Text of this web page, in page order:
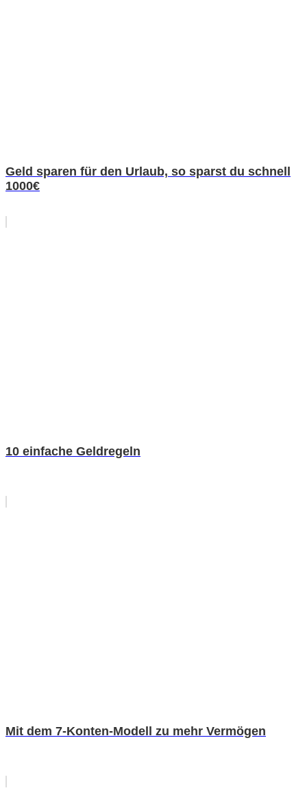
Geld sparen für den Urlaub, so sparst du schnell
1000€
10 einfache Geldregeln
Mit dem 7-Konten-Modell zu mehr Vermögen